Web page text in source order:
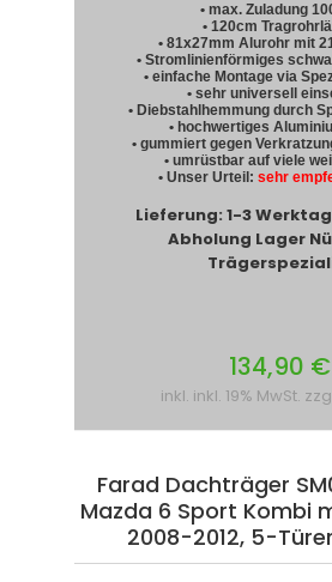
• max. Zuladung
• 120cm
• 81x27mm Alurohr mit
• Stromlinienförmiges
• einfache Montage via
• sehr universell
• Diebstahlhemmung durch
• hochwertiges
• gummiert gegen
• umrüstbar auf viele
• Unser Urteil: sehr
Lieferung: 1-3
Abholung Lager
134,90 €
inkl. inkl. 19% MwSt.
Farad Dachträger
Mazda 6 Sport Kombi
2008-2012, 5-